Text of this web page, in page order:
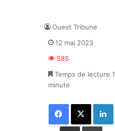
Ouest Tribune
12 mai 2023
585
Temps de lecture 1
minute
Facebook X Linkedin
Partager par email Imprimer